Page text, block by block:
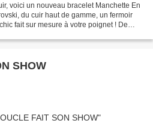
voici un nouveau bracelet Manchette En
du cuir haut de gamme, un fermoir
fait sur mesure à votre poignet ! De
SHOW